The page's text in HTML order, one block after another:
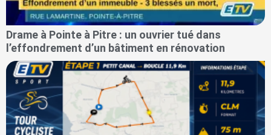
Drame à Pointe à Pitre : un ouvrier tué dans
l’effondrement d’un bâtiment en rénovation